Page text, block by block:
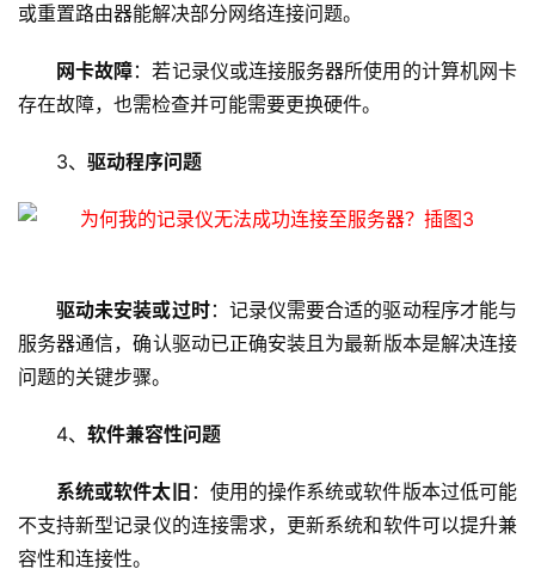
或重置路由器能解决部分网络连接问题。
网卡故障：若记录仪或连接服务器所使用的计算机网卡
存在故障，也需检查并可能需要更换硬件。
3、 驱动程序问题
驱动未安装或过时：记录仪需要合适的驱动程序才能与
服务器通信，确认驱动已正确安装且为最新版本是解决连接
问题的关键步骤。
4、 软件兼容性问题
系统或软件太旧 ：使用的操作系统或软件版本过低可能
不支持新型记录仪的连接需求，更新系统和软件可以提升兼
容性和连接性。